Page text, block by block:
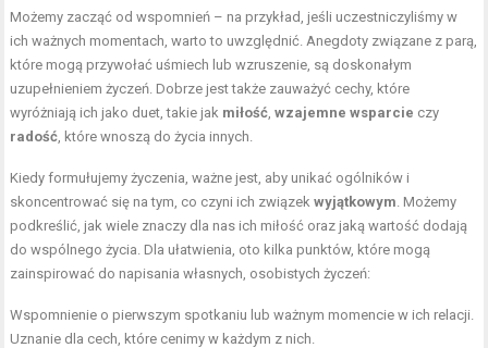
Możemy zacząć od wspomnień – na przykład, jeśli uczestniczyliśmy w
ich ważnych momentach, warto to uwzględnić. Anegdoty związane z parą,
które mogą przywołać uśmiech lub wzruszenie, są doskonałym
uzupełnieniem życzeń. Dobrze jest także zauważyć cechy, które
wyróżniają ich jako duet, takie jak miłość ,wzajemne wsparcie czy
radość , które wnoszą do życia innych.
Kiedy formułujemy życzenia, ważne jest, aby unikać ogólników i
skoncentrować się na tym, co czyni ich związekwyjątkowym . Możemy
podkreślić, jak wiele znaczy dla nas ich miłość oraz jaką wartość dodają
do wspólnego życia. Dla ułatwienia, oto kilka punktów, które mogą
zainspirować do napisania własnych, osobistych życzeń:
Wspomnienie o pierwszym spotkaniu lub ważnym momencie w ich relacji.
Uznanie dla cech, które cenimy w każdym z nich.